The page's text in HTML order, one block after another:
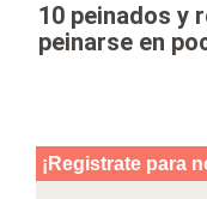
10 peinados y
peinarse en